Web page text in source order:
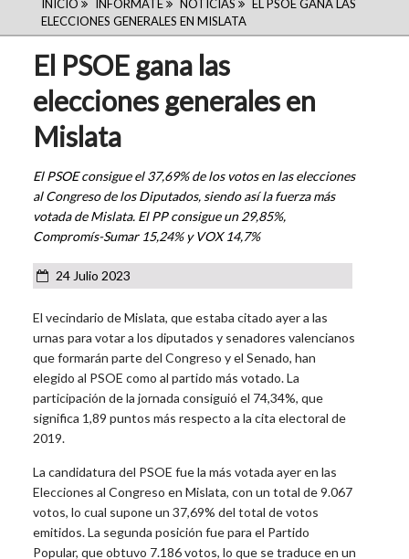
RUTA
DE
NAVEGACIÓN
INICIO INFÓRMATE NOTICIAS
EL PSOE GANA LAS
ELECCIONES GENERALES EN MISLATA
El PSOE gana las
elecciones generales en
Mislata
El PSOE consigue el 37,69% de los votos en las elecciones
al Congreso de los Diputados, siendo así la fuerza más
votada de Mislata. El PP consigue un 29,85%,
Compromís-Sumar 15,24% y VOX 14,7%
24 Julio 2023
El vecindario de Mislata, que estaba citado ayer a las
urnas para votar a los diputados y senadores valencianos
que formarán parte del Congreso y el Senado, han
elegido al PSOE como al partido más votado. La
participación de la jornada consiguió el 74,34%, que
significa 1,89 puntos más respecto a la cita electoral de
2019.
La candidatura del PSOE fue la más votada ayer en las
Elecciones al Congreso en Mislata, con un total de 9.067
votos, lo cual supone un 37,69% del total de votos
emitidos. La segunda posición fue para el Partido
Popular, que obtuvo 7.186 votos, lo que se traduce en un